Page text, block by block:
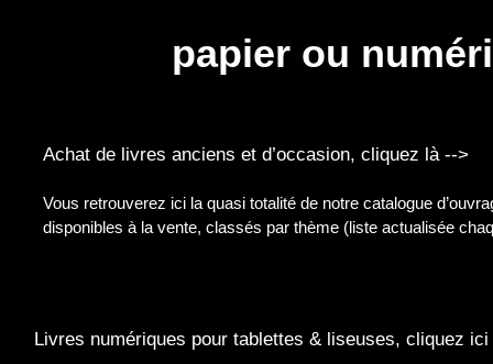
papier ou
Vous retrouverez ici la quasi totalité de notre catalogue
disponibles à la vente, classés par thème (liste actualisée
Achat de livres anciens et d’occasion, cliquez là -->
Livres numériques pour tablettes & liseuses, cliquez